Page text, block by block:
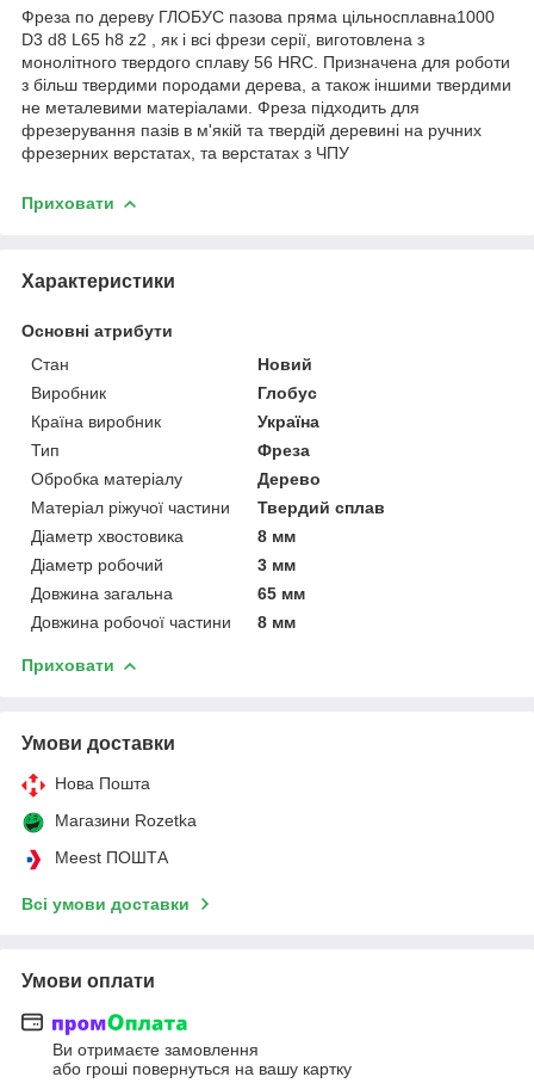
Фреза по дереву ГЛОБУС пазова пряма цільносплавна1000
D3 d8 L65 h8 z2 , як і всі фрези серії, виготовлена з
монолітного твердого сплаву 56 HRC. Призначена для роботи
з більш твердими породами дерева, а також іншими твердими
не металевими матеріалами. Фреза підходить для
фрезерування пазів в м'якій та твердій деревині на ручних
фрезерних верстатах, та верстатах з ЧПУ
Приховати
Характеристики
Основні атрибути
Стан
Новий
Виробник
Глобус
Країна виробник
Україна
Тип
Фреза
Обробка матеріалу
Дерево
Матеріал ріжучої частини
Твердий сплав
Діаметр хвостовика
8 мм
Діаметр робочий
3 мм
Довжина загальна
65 мм
Довжина робочої частини
8 мм
Приховати
Умови доставки
Нова Пошта
Магазини Rozetka
Meest ПОШТА
Всі умови доставки
Умови оплати
Ви отримаєте замовлення
або гроші повернуться на вашу картку